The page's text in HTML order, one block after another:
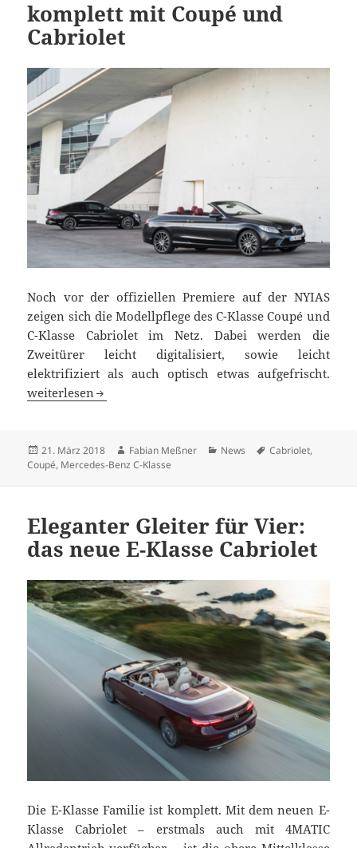
komplett mit Coupé und
Cabriolet
Noch vor der offiziellen Premiere auf der NYIAS
zeigen sich die Modellpflege des C-Klasse Coupé und
C-Klasse Cabriolet im Netz. Dabei werden die
Zweitürer leicht digitalisiert, sowie leicht
elektrifiziert als auch optisch etwas aufgefrischt.
C-Klasse Portfolio wieder komplett mit Coupé und
weiterlesen
Veröffentlicht
am
21. März 2018 Autor
Fabian Meßner Kategorien
News Schlagwörter
Cabriolet,
Coupé, Mercedes-Benz C-Klasse
Eleganter Gleiter für Vier:
das neue E-Klasse Cabriolet
Die E-Klasse Familie ist komplett. Mit dem neuen E-
Klasse Cabriolet – erstmals auch mit 4MATIC